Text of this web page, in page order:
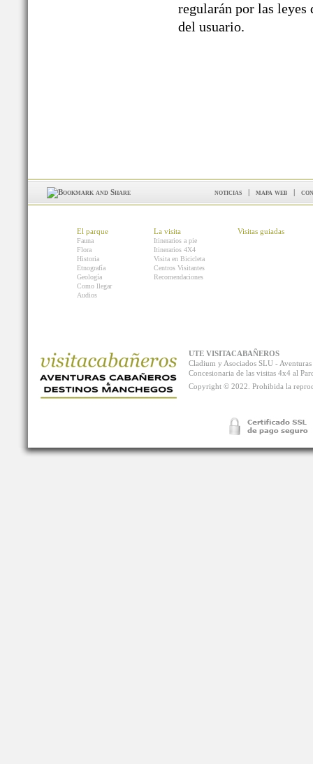
regularán por las leyes
del usuario.
noticias | mapa web |
El parque
Fauna
Flora
Historia
Etnografía
Geología
Como llegar
Audios
La visita
Itinerarios a pie
Itinerarios 4X4
Visita en Bicicleta
Centros Visitantes
Recomendaciones
Visitas guiadas
UTE VISITACABAÑEROS
Cladium y Asociados SLU -
Concesionaria de las visitas 4x4 al
Copyright © 2022. Prohibida la